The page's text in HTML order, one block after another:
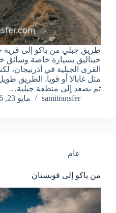
طريق جبلي من باكو إلى قرية
خيناليق بسيارة خاصة وسائق
القرى الجبلية في أذربيجان،
مثل غابالا أو قوبا. الطريق
ثم يصعد إلى منطقة جبلية…
samitransfer
مايو 23, 2026
عام
من باكو إلى قوبستان